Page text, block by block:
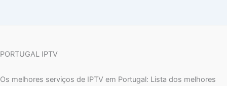
PORTUGAL IPTV
Os melhores serviços de IPTV em Portugal: Lista dos melhores